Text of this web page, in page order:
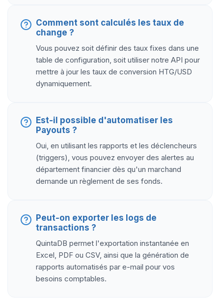
Comment sont calculés les taux de
change ?
Vous pouvez soit définir des taux fixes dans une
table de configuration, soit utiliser notre API pour
mettre à jour les taux de conversion HTG/USD
dynamiquement.
Est-il possible d'automatiser les
Payouts ?
Oui, en utilisant les rapports et les déclencheurs
(triggers), vous pouvez envoyer des alertes au
département financier dès qu'un marchand
demande un règlement de ses fonds.
Peut-on exporter les logs de
transactions ?
QuintaDB permet l'exportation instantanée en
Excel, PDF ou CSV, ainsi que la génération de
rapports automatisés par e-mail pour vos
besoins comptables.